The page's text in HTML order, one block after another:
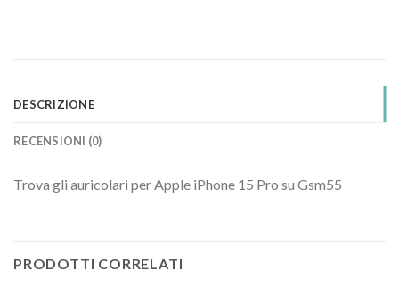
DESCRIZIONE
RECENSIONI (0)
Trova gli auricolari per Apple iPhone 15 Pro su Gsm55
PRODOTTI CORRELATI